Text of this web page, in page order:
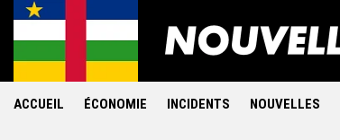
ACCUEIL ÉCONOMIE INCIDENTS NOUVELLES